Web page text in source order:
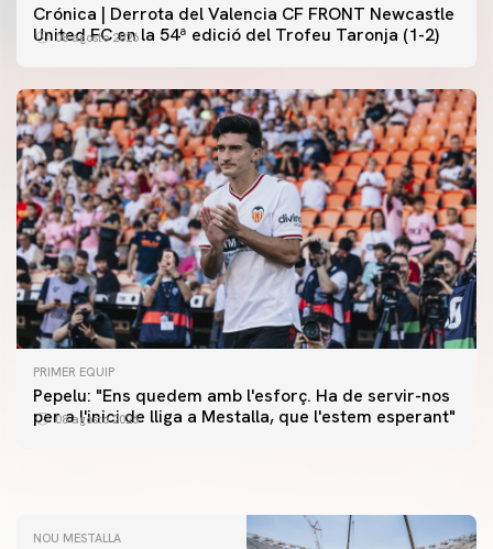
Crónica | Derrota del Valencia CF FRONT Newcastle
United FC en la 54ª edició del Trofeu Taronja (1-2)
08 agosto 2026
PRIMER EQUIP
Pepelu: "Ens quedem amb l'esforç. Ha de servir-nos
per a l'inici de lliga a Mestalla, que l'estem esperant"
08 agosto 2026
PRIMER EQUIP
📸 #ValenciaNUFC
PRIMER EQUIP
MESTALLA 📍
NOU MESTALLA